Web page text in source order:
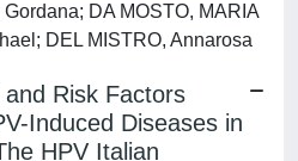
DA MOSTO, MARIA
DEL MISTRO, Annarosa
Risk Factors
Induced Diseases in
HPV Italian